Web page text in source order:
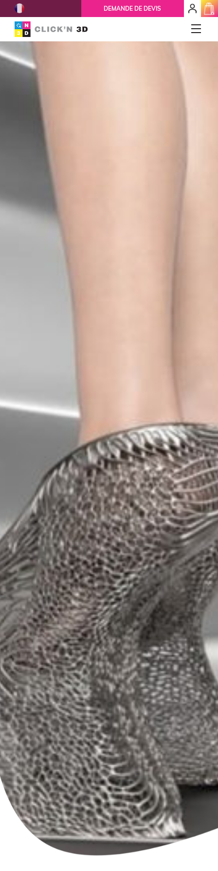
DEMANDE DE DEVIS
mon
espace
client
Accueil
IMPRESSIONS 3D
Prototypage
Petites et moyennes séries
Impression à la demande ou sur mesure
French